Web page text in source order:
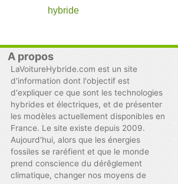
hybride
A propos
LaVoitureHybride.com est un site
d'information dont l'objectif est
d'expliquer ce que sont les technologies
hybrides et électriques, et de présenter
les modèles actuellement disponibles en
France. Le site existe depuis 2009.
Aujourd'hui, alors que les énergies
fossiles se raréfient et que le monde
prend conscience du dérêglement
climatique, changer nos moyens de